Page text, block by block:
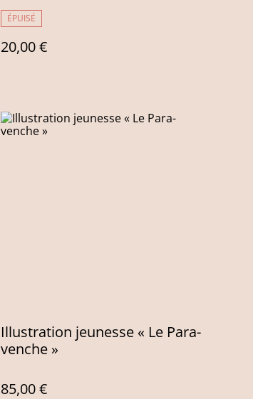
ÉPUISÉ
20,00 €
Illustration jeunesse « Le Para-
venche »
85,00 €